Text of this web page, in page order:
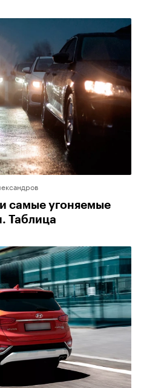
самые угоняемые
Таблица